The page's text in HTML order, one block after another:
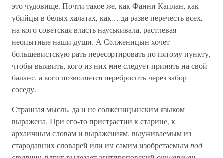
это чудовище. Почти такое же, как Фанни Каплан, как
убийцы в белых халатах, как… да разве перечесть всех,
на кого советская власть науськивала, растлевая
неопытные наши души. А Солженицын хочет
большевистскую рать пересортировать по пятому пункту,
чтобы выявить, кого из них мне следует принять на свой
баланс, а кого позволяется перебросить через забор
соседу.
Странная мысль, да и не солженицынским языком
выражена. При его-то пристрастии к старине, к
архаичным словам и выражениям, выуживаемым из
стародавних словарей или им самим изобретаемымпод